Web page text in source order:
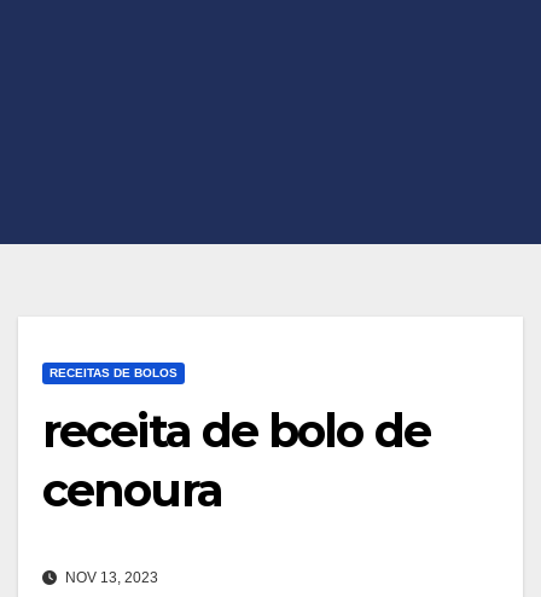
RECEITAS DE BOLOS
receita de bolo de
cenoura
NOV 13, 2023